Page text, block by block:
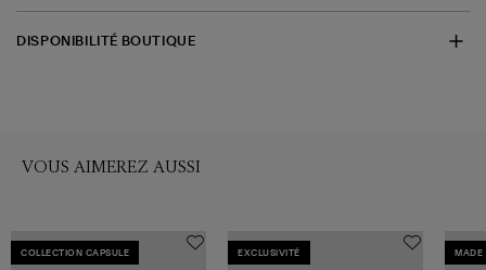
DISPONIBILITÉ BOUTIQUE
VOUS AIMEREZ AUSSI
COLLECTION CAPSULE EXCLUSIVITÉ MADE